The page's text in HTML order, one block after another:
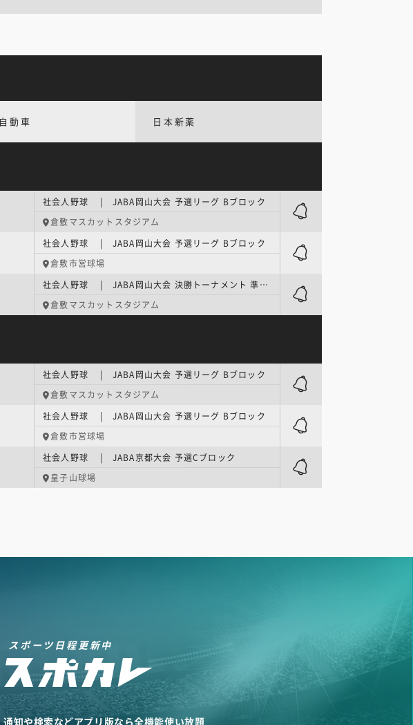
動車 日本新薬
社会人野球 | JABA岡山大会 予選リーグ Bブロック
倉敷マスカットスタジアム
社会人野球 | JABA岡山大会 予選リーグ Bブロック
倉敷市営球場
社会人野球 | JABA岡山大会 決勝トーナメント 準決勝
倉敷マスカットスタジアム
社会人野球 | JABA岡山大会 予選リーグ Bブロック
倉敷マスカットスタジアム
社会人野球 | JABA岡山大会 予選リーグ Bブロック
倉敷市営球場
社会人野球 | JABA京都大会 予選Cブロック
皇子山球場
スポーツ日程更新中
通知や検索などアプリ版なら全機能使い放題